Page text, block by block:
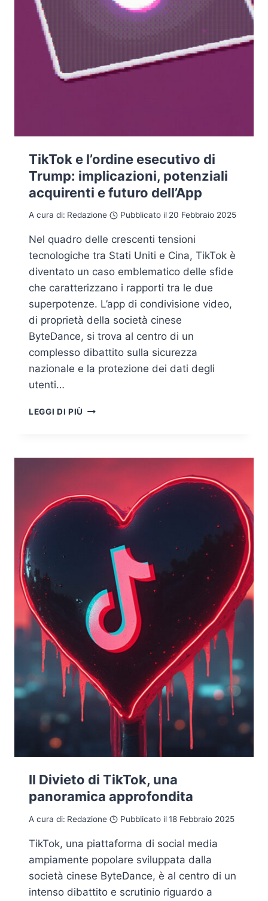
TikTok e l’ordine esecutivo di
Trump: implicazioni, potenziali
acquirenti e futuro dell’App
A cura di: Redazione Pubblicato il 20 Febbraio 2025
Nel quadro delle crescenti tensioni
tecnologiche tra Stati Uniti e Cina, TikTok è
diventato un caso emblematico delle sfide
che caratterizzano i rapporti tra le due
superpotenze. L’app di condivisione video,
di proprietà della società cinese
ByteDance, si trova al centro di un
complesso dibattito sulla sicurezza
nazionale e la protezione dei dati degli
utenti…
LEGGI DI PIÙ TIKTOK
DI
POTENZIALI
ACQUIRENTI
E
DELL’APP
Il Divieto di TikTok, una
panoramica approfondita
A cura di: Redazione Pubblicato il18 Febbraio 2025
TikTok, una piattaforma di social media
ampiamente popolare sviluppata dalla
società cinese ByteDance, è al centro di un
intenso dibattito e scrutinio riguardo a